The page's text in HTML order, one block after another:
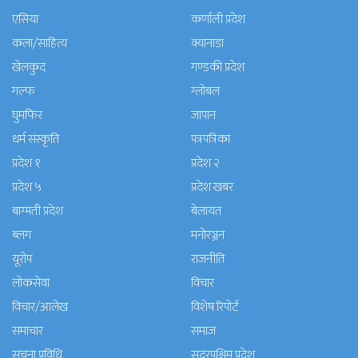
एसिया
कर्णाली प्रदेश
कला/साहित्य
क्यानाडा
खेलकुद
गण्डकी प्रदेश
गल्फ
ग्लोबल
घुमफिर
जापान
धर्म संस्कृति
पत्रपत्रिका
प्रदेश १
प्रदेश २
प्रदेश ५
प्रदेश खबर
बाग्मती प्रदेश
बेलायत
ब्लग
मनाेरञ्जन
यूरोप
राजनीति
लोकसेवा
विचार
विचार/आलेख
विशेष रिपोर्ट
समाचार
समाज